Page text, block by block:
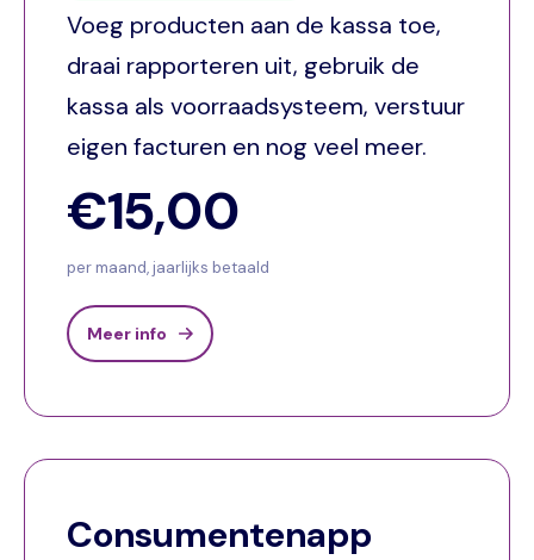
Voeg producten aan de kassa toe,
draai rapporteren uit, gebruik de
kassa als voorraadsysteem, verstuur
eigen facturen en nog veel meer.
€15,00
per maand, jaarlijks betaald
Meer info
Consumentenapp